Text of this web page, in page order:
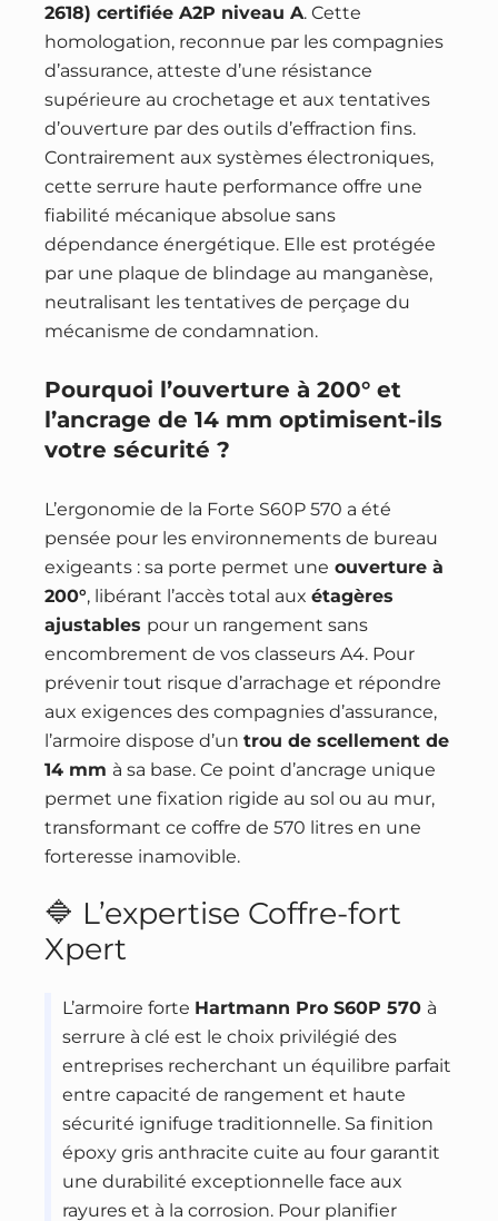
2618) certifiée A2P niveau A. Cette
homologation, reconnue par les compagnies
d’assurance, atteste d’une résistance
supérieure au crochetage et aux tentatives
d’ouverture par des outils d’effraction fins.
Contrairement aux systèmes électroniques,
cette serrure haute performance offre une
fiabilité mécanique absolue sans
dépendance énergétique. Elle est protégée
par une plaque de blindage au manganèse,
neutralisant les tentatives de perçage du
mécanisme de condamnation.
Pourquoi l’ouverture à 200° et
l’ancrage de 14 mm optimisent-ils
votre sécurité ?
L’ergonomie de la Forte S60P 570 a été
pensée pour les environnements de bureau
exigeants : sa porte permet une ouverture à
200°, libérant l’accès total aux étagères
ajustables pour un rangement sans
encombrement de vos classeurs A4. Pour
prévenir tout risque d’arrachage et répondre
aux exigences des compagnies d’assurance,
l’armoire dispose d’un trou de scellement de
14 mm à sa base. Ce point d’ancrage unique
permet une fixation rigide au sol ou au mur,
transformant ce coffre de 570 litres en une
forteresse inamovible.
🔷 L’expertise Coffre-fort
Xpert
L’armoire forte Hartmann Pro S60P 570 à
serrure à clé est le choix privilégié des
entreprises recherchant un équilibre parfait
entre capacité de rangement et haute
sécurité ignifuge traditionnelle. Sa finition
époxy gris anthracite cuite au four garantit
une durabilité exceptionnelle face aux
rayures et à la corrosion. Pour planifier